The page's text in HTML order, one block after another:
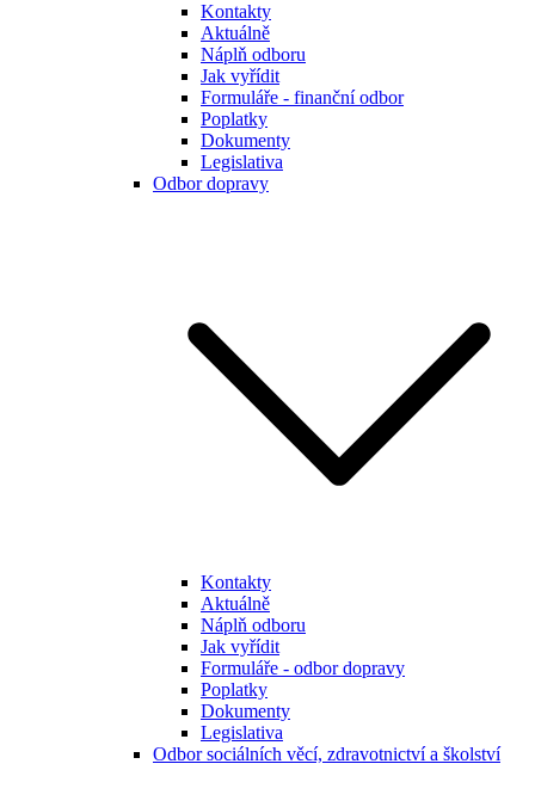
Kontakty
Aktuálně
Náplň odboru
Jak vyřídit
Formuláře - finanční odbor
Poplatky
Dokumenty
Legislativa
Odbor dopravy
Kontakty
Aktuálně
Náplň odboru
Jak vyřídit
Formuláře - odbor dopravy
Poplatky
Dokumenty
Legislativa
Odbor sociálních věcí, zdravotnictví a školství